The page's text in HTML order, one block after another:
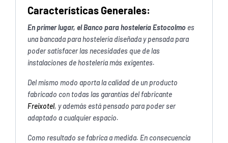
Características Generales:
En primer lugar, el Banco para hostelería Estocolmo es
una bancada para hostelería diseñada y pensada para
poder satisfacer las necesidades que de las
instalaciones de hostelería más exigentes.
Del mismo modo aporta la calidad de un producto
fabricado con todas las garantías del fabricante
Freixotel, y además está pensado para poder ser
adaptado a cualquier espacio.
Como resultado se fabrica a medida. En consecuencia